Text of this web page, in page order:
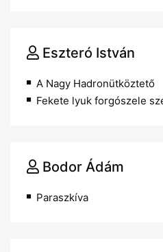
Eszteró István
A Nagy Hadronütköztető
Fekete lyuk forgószele
Bodor Ádám
Paraszkíva